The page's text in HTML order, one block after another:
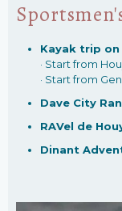
Kayak trip on
· Start from
· Start from
Dave City
RAVel de
Dinant